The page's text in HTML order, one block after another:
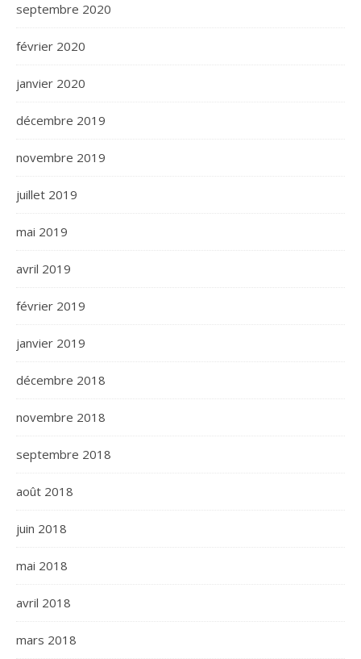
septembre 2020
février 2020
janvier 2020
décembre 2019
novembre 2019
juillet 2019
mai 2019
avril 2019
février 2019
janvier 2019
décembre 2018
novembre 2018
septembre 2018
août 2018
juin 2018
mai 2018
avril 2018
mars 2018